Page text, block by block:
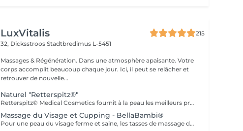
LuxVitalis
215
32, DicksstroosStadtbredimus L-5451
Massages & Régénération. Dans une atmosphère apaisante. Votre
corps accomplit beaucoup chaque jour. Ici, il peut se relâcher et
retrouver de nouvelle...
Naturel "Retterspitz®"
Retterspitz® Medical Cosmetics fournit à la peau les meilleurs produits et ingrédients de soins naturels. Le savoir traditionnel garantit une peau éclatante. Une peau bien soignée est une belle peau. Un teint frais et éclatant n'est pas une question d'âge, mais de soin. La peau est approvisionnée avec les meilleurs ingrédients de soin et des ingrédients naturels tels que le Q10, la provitamine B5, l'urée, des huiles précieuses et des extraits de plantes sélectionnés. Pour Retterspitz, un soin constant signifie également éviter systématiquement les additifs artificiels tels que les agents odorants, les émulsifiants critiques, les composants d'origine animale, les nanoparticules, les conservateurs inutiles, les microplastiques et bien plus encore... Nettoyage, gommage, massage du visage, soin final.
Massage du Visage et Cupping - BellaBambi®
Pour une peau du visage ferme et saine, les tasses de massage de BellaBambi® offrent un effet liftant naturel et une stimulation profonde et peuvent être utilisées aussi bien par les femmes que par les hommes pour garder la peau du visage en pleine forme. Cette application stimule la circulation sanguine, élimine les toxines et, lorsqu'elle est utilisée régulièrement, augmente l'élasticité de la peau du visage pour un effet liftant naturel. Tirer doucement sur la peau stimule également la production de collagène et soulage les tensions dans les muscles du visage. Il ouvre également les pores afin que les produits de soin puissent être encore mieux absorbés. Nettoyage, massage avec produit de soin et ventouses, soin final.